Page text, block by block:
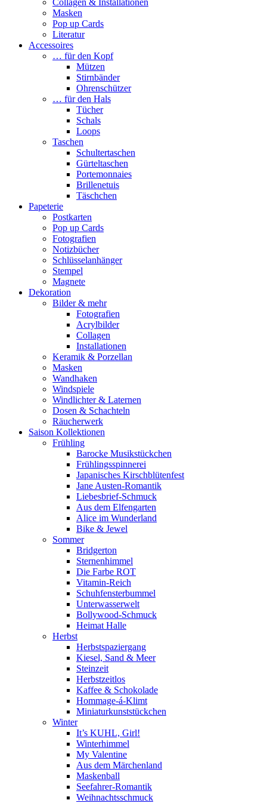
Collagen & Installationen
Masken
Pop up Cards
Literatur
Accessoires
… für den Kopf
Mützen
Stirnbänder
Ohrenschützer
… für den Hals
Tücher
Schals
Loops
Taschen
Schultertaschen
Gürteltaschen
Portemonnaies
Brillenetuis
Täschchen
Papeterie
Postkarten
Pop up Cards
Fotografien
Notizbücher
Schlüsselanhänger
Stempel
Magnete
Dekoration
Bilder & mehr
Fotografien
Acrylbilder
Collagen
Installationen
Keramik & Porzellan
Masken
Wandhaken
Windspiele
Windlichter & Laternen
Dosen & Schachteln
Räucherwerk
Saison Kollektionen
Frühling
Barocke Musikstückchen
Frühlingsspinnerei
Japanisches Kirschblütenfest
Jane Austen-Romantik
Liebesbrief-Schmuck
Aus dem Elfengarten
Alice im Wunderland
Bike & Jewel
Sommer
Bridgerton
Sternenhimmel
Die Farbe ROT
Vitamin-Reich
Schuhfensterbummel
Unterwasserwelt
Bollywood-Schmuck
Heimat Halle
Herbst
Herbstspaziergang
Kiesel, Sand & Meer
Steinzeit
Herbstzeitlos
Kaffee & Schokolade
Hommage-á-Klimt
Miniaturkunststückchen
Winter
It’s KUHL, Girl!
Winterhimmel
My Valentine
Aus dem Märchenland
Maskenball
Seefahrer-Romantik
Weihnachtsschmuck